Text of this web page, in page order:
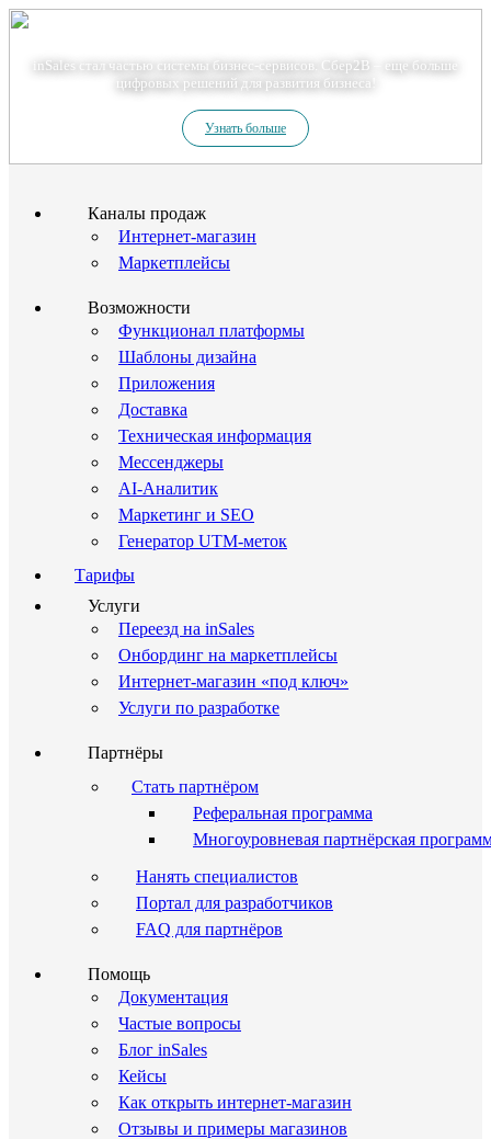
inSales стал частью системы бизнес-сервисов. Сбер2В – еще больше
цифровых решений для развития бизнеса!
Узнать больше
Каналы продаж
Интернет-магазин
Маркетплейсы
Возможности
Функционал платформы
Шаблоны дизайна
Приложения
Доставка
Техническая информация
Мессенджеры
AI-Аналитик
Маркетинг и SEO
Генератор UTM-меток
Тарифы
Услуги
Переезд на inSales
Онбординг на маркетплейсы
Интернет-магазин «под ключ»
Услуги по разработке
Партнёры
Стать партнёром
Реферальная программа
Многоуровневая партнёрская
Нанять специалистов
Портал для разработчиков
FAQ для партнёров
Помощь
Документация
Частые вопросы
Блог inSales
Кейсы
Как открыть интернет-магазин
Отзывы и примеры магазинов